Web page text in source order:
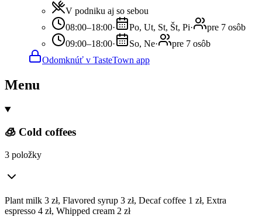
V podniku aj so sebou
08:00–18:00· Po, Ut, St, Št, Pi·
pre 7 osôb
09:00–18:00· So, Ne·
pre 7 osôb
Odomknúť v TasteTown app
Menu
🧊 Cold coffees
3 položky
Plant milk 3 zł, Flavored syrup 3 zł, Decaf coffee 1 zł, Extra
espresso 4 zł, Whipped cream 2 zł